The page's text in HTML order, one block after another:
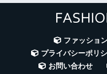
ファッショ
プライバシーポリ
お問い合わせ